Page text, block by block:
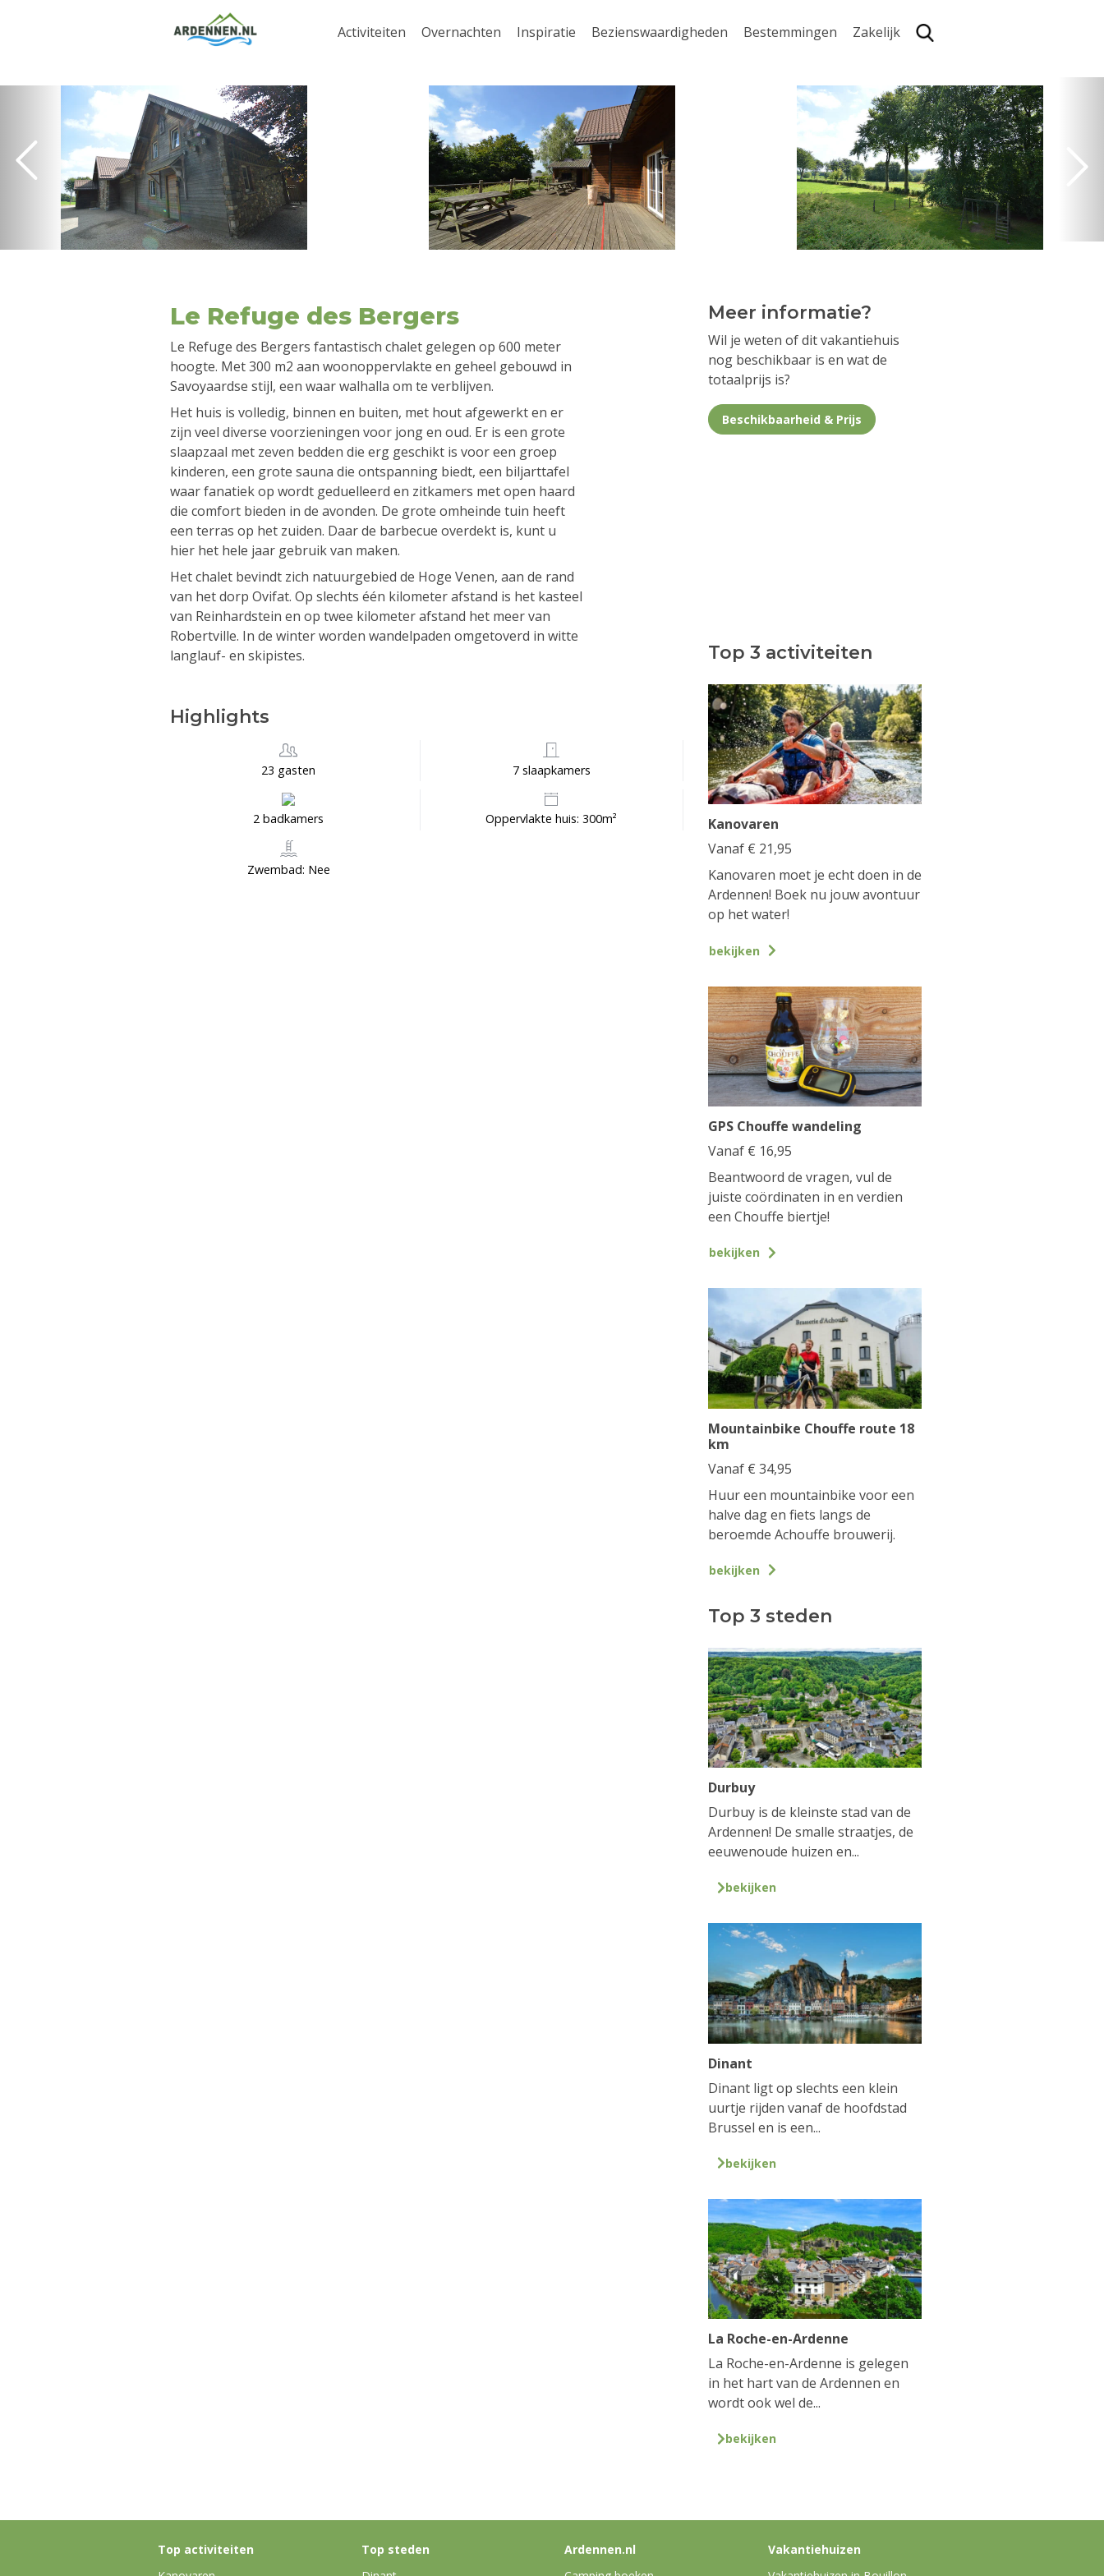
Activiteiten Overnachten Inspiratie Bezienswaardigheden Bestemmingen Zakelijk
Le Refuge des Bergers
Le Refuge des Bergers fantastisch chalet gelegen op 600 meter
hoogte. Met 300 m2 aan woonoppervlakte en geheel gebouwd in
Savoyaardse stijl, een waar walhalla om te verblijven.
Het huis is volledig, binnen en buiten, met hout afgewerkt en er
zijn veel diverse voorzieningen voor jong en oud. Er is een grote
slaapzaal met zeven bedden die erg geschikt is voor een groep
kinderen, een grote sauna die ontspanning biedt, een biljarttafel
waar fanatiek op wordt geduelleerd en zitkamers met open haard
die comfort bieden in de avonden. De grote omheinde tuin heeft
een terras op het zuiden. Daar de barbecue overdekt is, kunt u
hier het hele jaar gebruik van maken.
Het chalet bevindt zich natuurgebied de Hoge Venen, aan de rand
van het dorp Ovifat. Op slechts één kilometer afstand is het kasteel
van Reinhardstein en op twee kilometer afstand het meer van
Robertville. In de winter worden wandelpaden omgetoverd in witte
langlauf- en skipistes.
Highlights
23 gasten 7 slaapkamers
2 badkamers Oppervlakte huis: 300m²
Zwembad: Nee
Meer informatie?
Wil je weten of dit vakantiehuis
nog beschikbaar is en wat de
totaalprijs is?
Beschikbaarheid & Prijs
Top 3 activiteiten
Kanovaren
Vanaf € 21,95
Kanovaren moet je echt doen in de
Ardennen! Boek nu jouw avontuur
op het water!
bekijken
GPS Chouffe wandeling
Vanaf € 16,95
Beantwoord de vragen, vul de
juiste coördinaten in en verdien
een Chouffe biertje!
bekijken
Mountainbike Chouffe route 18
km
Vanaf € 34,95
Huur een mountainbike voor een
halve dag en fiets langs de
beroemde Achouffe brouwerij.
bekijken
Top 3 steden
Durbuy
Durbuy is de kleinste stad van de
Ardennen! De smalle straatjes, de
eeuwenoude huizen en...
bekijken
Dinant
Dinant ligt op slechts een klein
uurtje rijden vanaf de hoofdstad
Brussel en is een...
bekijken
La Roche-en-Ardenne
La Roche-en-Ardenne is gelegen
in het hart van de Ardennen en
wordt ook wel de...
bekijken
Top activiteiten
Top steden
Ardennen.nl
Vakantiehuizen